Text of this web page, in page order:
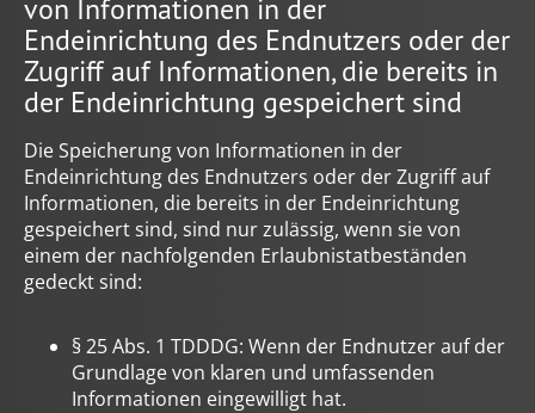
von Informationen in der
Endeinrichtung des Endnutzers oder der
Zugriff auf Informationen, die bereits in
der Endeinrichtung gespeichert sind
Die Speicherung von Informationen in der
Endeinrichtung des Endnutzers oder der Zugriff auf
Informationen, die bereits in der Endeinrichtung
gespeichert sind, sind nur zulässig, wenn sie von
einem der nachfolgenden Erlaubnistatbeständen
gedeckt sind:
§ 25 Abs. 1 TDDDG: Wenn der Endnutzer auf der
Grundlage von klaren und umfassenden
Informationen eingewilligt hat.